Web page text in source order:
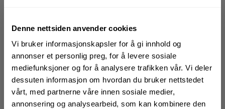
Denne nettsiden anvender cookies
Vi bruker informasjonskapsler for å gi innhold og
annonser et personlig preg, for å levere sosiale
mediefunksjoner og for å analysere trafikken vår. Vi deler
dessuten informasjon om hvordan du bruker nettstedet
vårt, med partnerne våre innen sosiale medier,
annonsering og analysearbeid, som kan kombinere den
se din avtalepris
Art.nr. 7431894
Innstøpningsskinne HAC-30
68/1050 F